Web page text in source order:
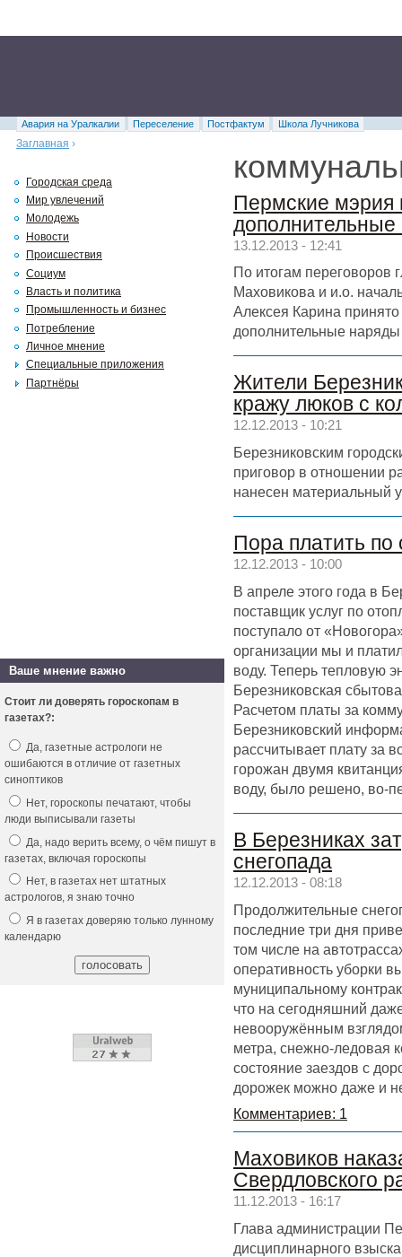
Авария на Уралкалии Переселение Постфактум
Школа Лучникова
Заглавная ›
Пермские мэрия
13.12.2013 - 12:41
По итогам переговоров
Маховикова и и.о.
Алексея Карина
дополнительные
Жители
кражу люков с
12.12.2013 - 10:21
Березниковским
приговор в отношении
нанесен
Пора платить по
12.12.2013 - 10:00
В апреле этого года в
поставщик услуг по
поступало от
организации мы и
воду. Теперь тепловую
Березниковская
Расчетом платы за
Березниковский
рассчитывает плату за
горожан двумя
воду, было решено, во-
В Березниках
снегопада
12.12.2013 - 08:18
Продолжительные
последние три дня
том числе на
оперативность уборки
муниципальному
что на сегодняшний
невооружённым
метра, снежно-ледовая
состояние заездов с
дорожек можно даже и
Комментариев: 1
Маховиков
Свердловского
11.12.2013 - 16:17
Глава администрации
дисциплинарного
Городская среда
Мир увлечений
Молодежь
Новости
Происшествия
Социум
Власть и политика
Промышленность и бизнес
Потребление
Личное мнение
Специальные приложения
Партнёры
Ваше мнение важно
Стоит ли доверять гороскопам в
газетах?:
Да, газетные астрологи не
ошибаются в отличие от газетных
синоптиков
Нет, гороскопы печатают, чтобы
люди выписывали газеты
Да, надо верить всему, о чём пишут в
газетах, включая гороскопы
Нет, в газетах нет штатных
астрологов, я знаю точно
Я в газетах доверяю только лунному
календарю